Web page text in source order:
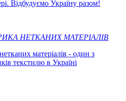
Відбудуємо Україну разом!
НЕТКАНИХ МАТЕРІАЛІВ
матеріалів - один з
текстилю в Україні